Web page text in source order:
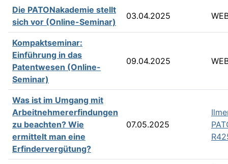
Die PATONakademie stellt
sich vor (Online-Seminar)
03.04.2025
Kompaktseminar:
Einführung in das
Patentwesen (Online-
Seminar)
09.04.2025
Was ist im Umgang mit
Arbeitnehmererfindungen
zu beachten? Wie
ermittelt man eine
Erfindervergütung?
07.05.2025